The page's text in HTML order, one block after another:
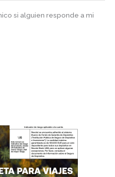
si alguien responde a mi